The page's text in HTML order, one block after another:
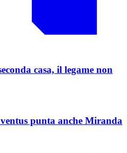
casa, il legame non
punta anche Miranda